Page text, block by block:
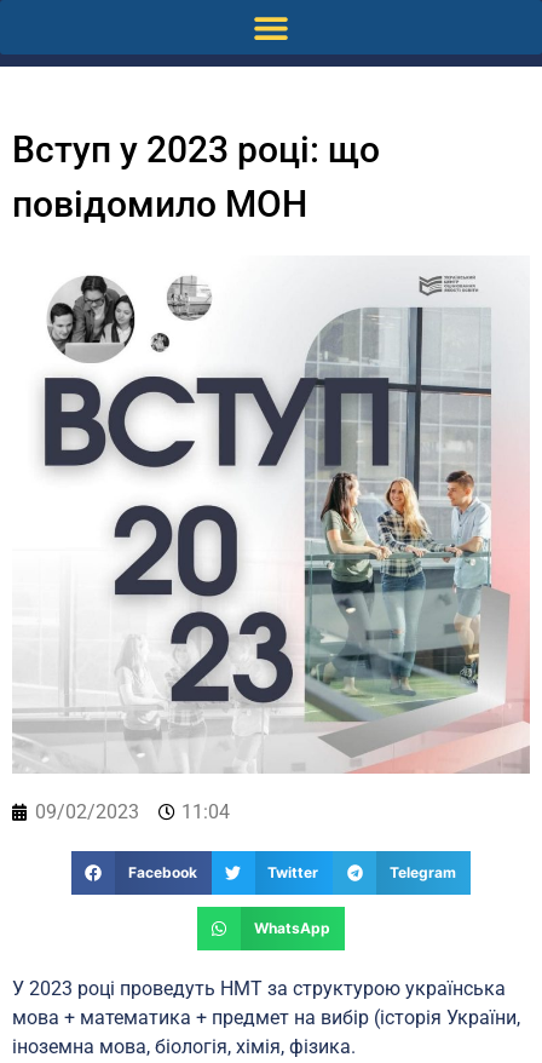
Вступ у 2023 році: що
повідомило МОН
09/02/2023 11:04
Facebook Twitter Telegram
WhatsApp
У 2023 році проведуть НМТ за структурою українська
мова + математика + предмет на вибір (історія України,
іноземна мова, біологія, хімія, фізика.